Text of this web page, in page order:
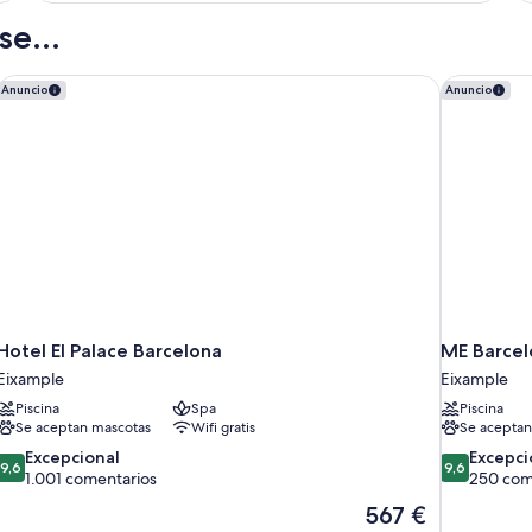
Anuncio
El Palace Barcelona
Piscina
Spa
Se aceptan mascotas
Wifi gratis
9,6 Excepcional
1.001 comentarios
El
567 €
El Palace Barcelona Anuncio
ME
Eixample
Piscina
Se
9.6
sobre
9,6
250
ME